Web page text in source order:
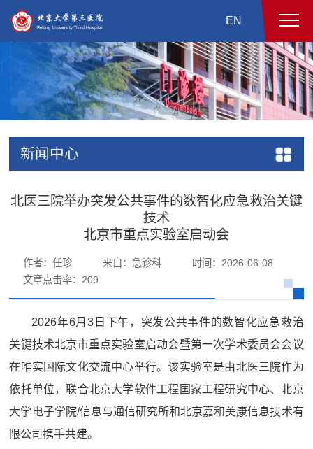
EN
新闻中心
北医三院举办突发公共事件的数智化应急救治关键
技术
北京市重点实验室启动会
作者：任珍 来自：急诊科
时间：2026-06-08
文章点击率： 209
2026年6月3日下午，突发公共事件的数智化应急救治
关键技术北京市重点实验室启动会暨第一次学术委员会会议
在唯实国际文化交流中心举行。该实验室是由北医三院作为
依托单位，联合北京大学软件工程国家工程研究中心、北京
大学电子学院/信息与通信研究所和北京嘉和美康信息技术有
限公司携手共建。